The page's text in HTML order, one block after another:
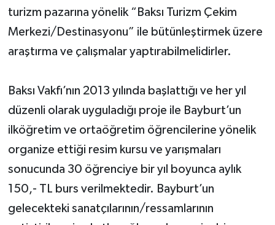
turizm pazarına yönelik “Baksı Turizm Çekim
Merkezi/Destinasyonu” ile bütünleştirmek üzere
araştırma ve çalışmalar yaptırabilmelidirler.
Baksı Vakfı’nın 2013 yılında başlattığı ve her yıl
düzenli olarak uyguladığı proje ile Bayburt’un
ilköğretim ve ortaöğretim öğrencilerine yönelik
organize ettiği resim kursu ve yarışmaları
sonucunda 30 öğrenciye bir yıl boyunca aylık
150,- TL burs verilmektedir. Bayburt’un
gelecekteki sanatçılarının/ressamlarının